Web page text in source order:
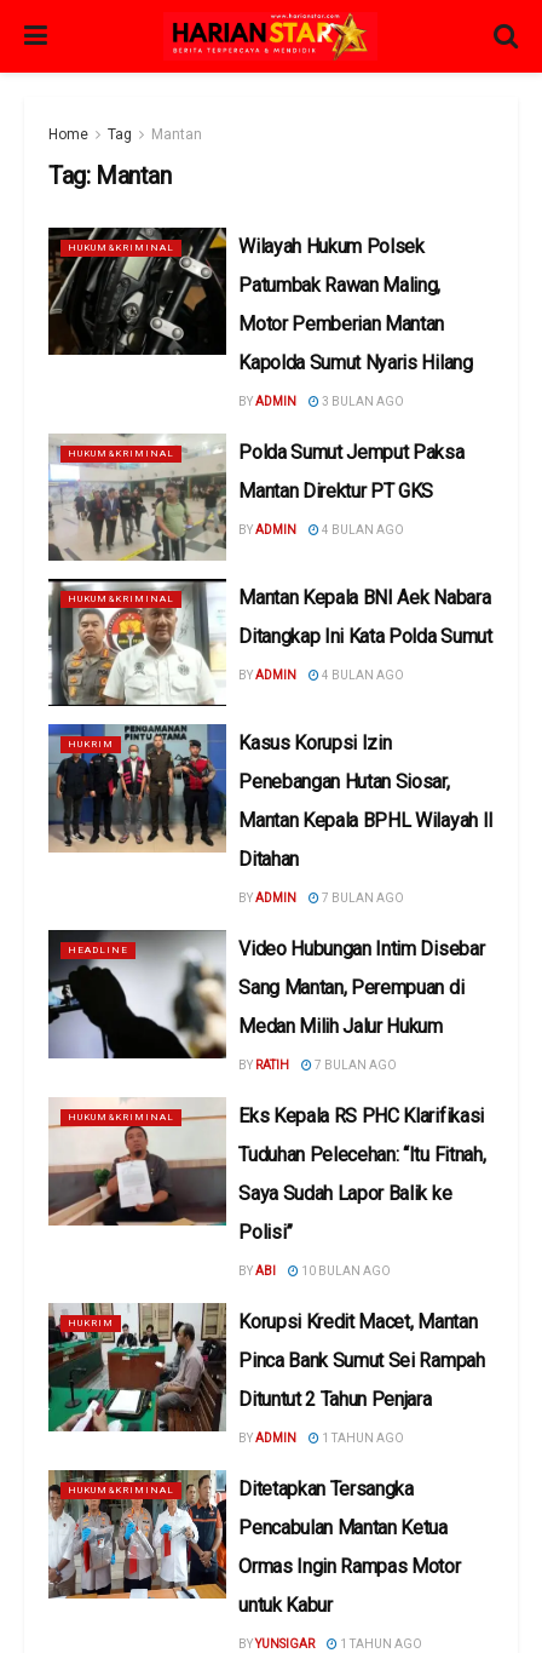
Home Tag Mantan
Tag: Mantan
HUKUM&KRIMINAL
Wilayah Hukum Polsek
Patumbak Rawan Maling,
Motor Pemberian Mantan
Kapolda Sumut Nyaris Hilang
BYADMIN 3 BULAN AGO
HUKUM&KRIMINAL
Polda Sumut Jemput Paksa
Mantan Direktur PT GKS
BYADMIN 4 BULAN AGO
HUKUM&KRIMINAL
Mantan Kepala BNI Aek Nabara
Ditangkap Ini Kata Polda Sumut
BYADMIN 4 BULAN AGO
HUKRIM
Kasus Korupsi Izin
Penebangan Hutan Siosar,
Mantan Kepala BPHL Wilayah II
Ditahan
BYADMIN 7 BULAN AGO
HEADLINE
Video Hubungan Intim Disebar
Sang Mantan, Perempuan di
Medan Milih Jalur Hukum
BY RATIH 7 BULAN AGO
HUKUM&KRIMINAL
Eks Kepala RS PHC Klarifikasi
Tuduhan Pelecehan: “Itu Fitnah,
Saya Sudah Lapor Balik ke
Polisi”
BYABI 10 BULAN AGO
HUKRIM
Korupsi Kredit Macet, Mantan
Pinca Bank Sumut Sei Rampah
Dituntut 2 Tahun Penjara
BYADMIN 1 TAHUN AGO
HUKUM&KRIMINAL
Ditetapkan Tersangka
Pencabulan Mantan Ketua
Ormas Ingin Rampas Motor
untuk Kabur
BYYUNSIGAR 1 TAHUN AGO